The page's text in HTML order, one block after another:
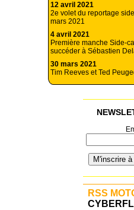
12 avril 2021
2e volet du reportage
mars 2021
4 avril 2021
Première manche Side-
succéder à Sébastien
30 mars 2021
Tim Reeves et Ted
RSS